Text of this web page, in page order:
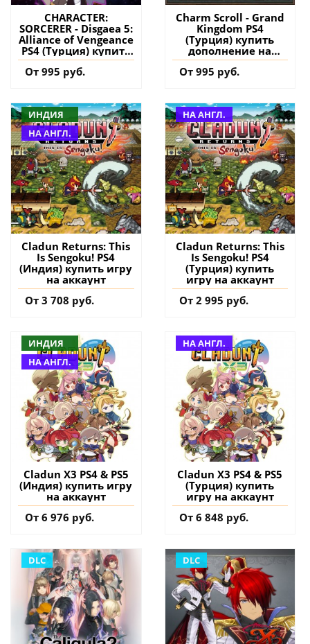
CHARACTER:
SORCERER - Disgaea 5:
Alliance of Vengeance
PS4 (Турция) купить
дополнение на
аккаунт
От 995 руб.
Charm Scroll - Grand
Kingdom PS4
(Турция) купить
дополнение на
аккаунт
От 995 руб.
ИНДИЯ
НА АНГЛ.
Cladun Returns: This
Is Sengoku! PS4
(Индия) купить игру
на аккаунт
От 3 708 руб.
НА АНГЛ.
Cladun Returns: This
Is Sengoku! PS4
(Турция) купить
игру на аккаунт
От 2 995 руб.
ИНДИЯ
НА АНГЛ.
Cladun X3 PS4 & PS5
(Индия) купить игру
на аккаунт
От 6 976 руб.
НА АНГЛ.
Cladun X3 PS4 & PS5
(Турция) купить
игру на аккаунт
От 6 848 руб.
DLC DLC